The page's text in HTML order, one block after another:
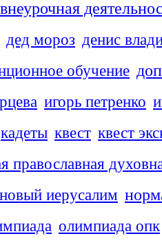
внеурочная
дед мороз денис
обучение
игорь петренко
кадеты квест квест
православная
новый иерусалим
олимпиада опк